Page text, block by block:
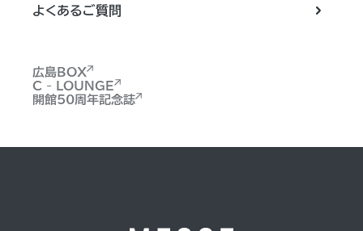
よくあるご質問
広島BOX
C - LOUNGE
開館50周年記念誌